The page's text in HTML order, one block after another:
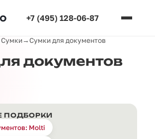
+7 (495) 128-06-87
Сумки→Сумки для документов
документов
ПОДБОРКИ
Molti